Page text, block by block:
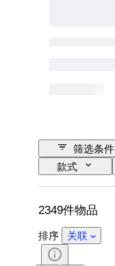
筛选条件
款式
2349件物品
排序 关联